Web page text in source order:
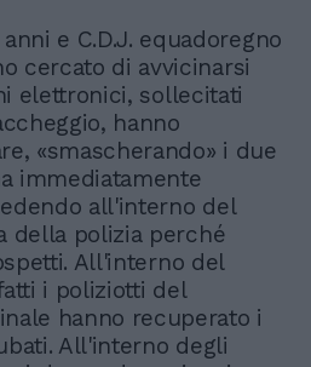
e C.D.J. equadoregno
cercato di avvicinarsi
elettronici, sollecitati
hanno
«smascherando» i due
immediatamente
all'interno del
della polizia perché
All'interno del
i poliziotti del
hanno recuperato i
All'interno degli